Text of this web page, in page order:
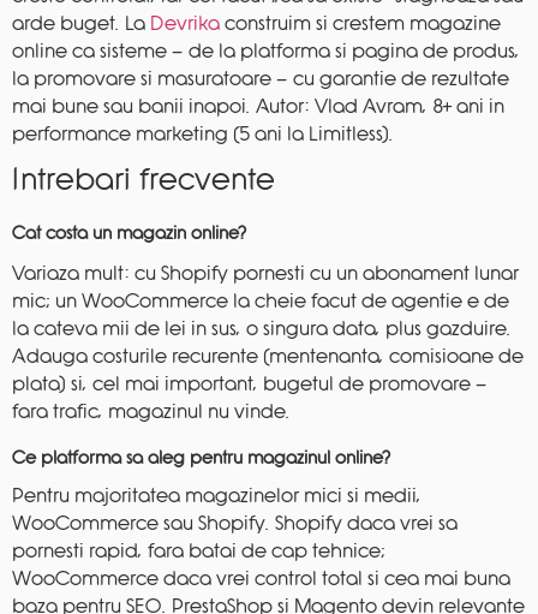
arde buget. La Devrika construim si crestem magazine
online ca sisteme — de la platforma si pagina de produs,
la promovare si masuratoare — cu garantie de rezultate
mai bune sau banii inapoi. Autor: Vlad Avram, 8+ ani in
performance marketing (5 ani la Limitless).
Intrebari frecvente
Cat costa un magazin online?
Variaza mult: cu Shopify pornesti cu un abonament lunar
mic; un WooCommerce la cheie facut de agentie e de
la cateva mii de lei in sus, o singura data, plus gazduire.
Adauga costurile recurente (mentenanta, comisioane de
plata) si, cel mai important, bugetul de promovare —
fara trafic, magazinul nu vinde.
Ce platforma sa aleg pentru magazinul online?
Pentru majoritatea magazinelor mici si medii,
WooCommerce sau Shopify. Shopify daca vrei sa
pornesti rapid, fara batai de cap tehnice;
WooCommerce daca vrei control total si cea mai buna
baza pentru SEO. PrestaShop si Magento devin relevante